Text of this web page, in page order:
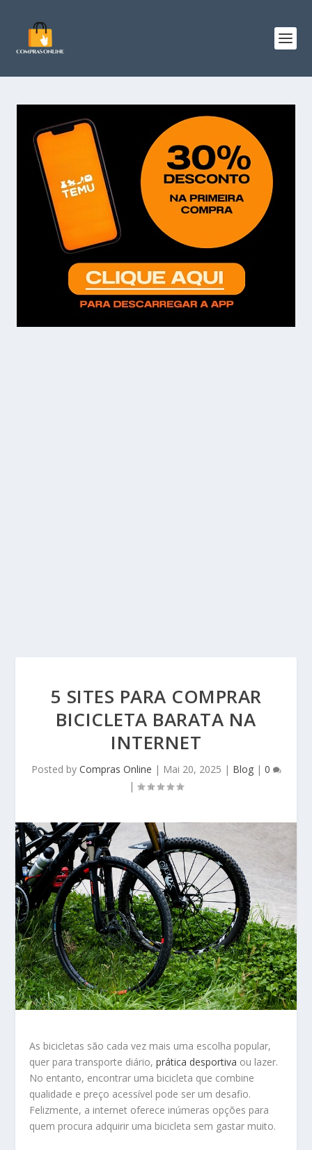
5 SITES PARA COMPRAR
BICICLETA BARATA NA
INTERNET
Posted by Compras Online | Mai 20, 2025 | Blog| 0
|
As bicicletas são cada vez mais uma escolha popular,
quer para transporte diário,prática desportiva ou lazer.
No entanto, encontrar uma bicicleta que combine
qualidade e preço acessível pode ser um desafio.
Felizmente, a internet oferece inúmeras opções para
quem procura adquirir uma bicicleta sem gastar muito.